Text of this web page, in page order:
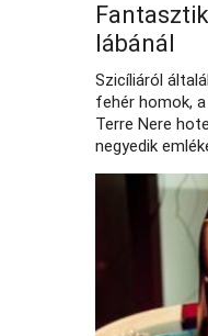
lábánál
Szicíliáról
fehér homok,
Terre Nere
negyedik